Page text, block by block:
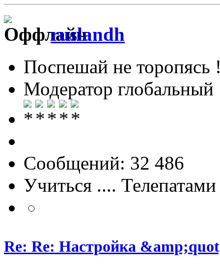
ruslandh
Поспешай не торопясь
Модератор глобальный
Сообщений: 32 486
Учиться ....
Re: Re: Настройка